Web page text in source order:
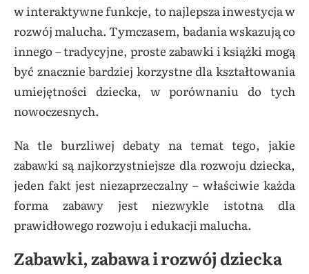
w interaktywne funkcje, to najlepsza inwestycja w
rozwój malucha. Tymczasem, badania wskazują co
innego – tradycyjne, proste zabawki i książki mogą
być znacznie bardziej korzystne dla kształtowania
umiejętności dziecka, w porównaniu do tych
nowoczesnych.
Na tle burzliwej debaty na temat tego, jakie
zabawki są najkorzystniejsze dla rozwoju dziecka,
jeden fakt jest niezaprzeczalny – właściwie każda
forma zabawy jest niezwykle istotna dla
prawidłowego rozwoju i edukacji malucha.
Zabawki, zabawa i rozwój dziecka